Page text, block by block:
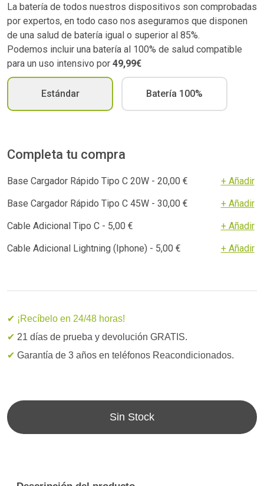
La batería de todos nuestros dispositivos son comprobadas
por expertos, en todo caso nos aseguramos que disponen
de una salud de batería igual o superior al 85%.
Podemos incluir una batería al 100% de salud compatible
para un uso intensivo por 49,99€
Estándar Batería 100%
Completa tu compra
Base Cargador Rápido Tipo C 20W - 20,00 €
+ Añadir
Base Cargador Rápido Tipo C 45W - 30,00 €
+ Añadir
Cable Adicional Tipo C - 5,00 €
+ Añadir
Cable Adicional Lightning (Iphone) - 5,00 €
+ Añadir
✔ ¡Recíbelo en 24/48 horas!
✔ 21 días de prueba y devolución GRATIS.
✔ Garantía de 3 años en teléfonos Reacondicionados.
Sin Stock